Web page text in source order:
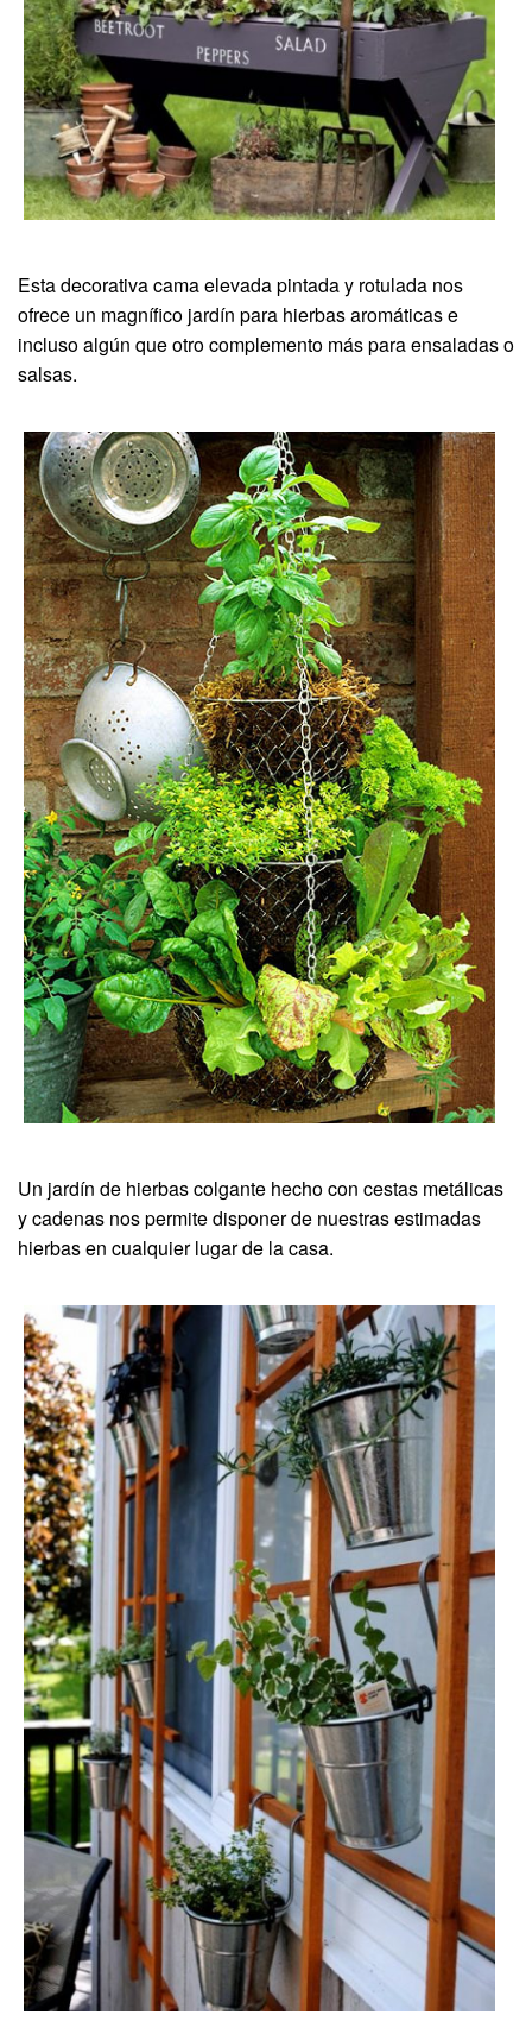
Esta decorativa cama elevada pintada y rotulada nos
ofrece un magnífico jardín para hierbas aromáticas e
incluso algún que otro complemento más para ensaladas o
salsas.
Un jardín de hierbas colgante hecho con cestas metálicas
y cadenas nos permite disponer de nuestras estimadas
hierbas en cualquier lugar de la casa.